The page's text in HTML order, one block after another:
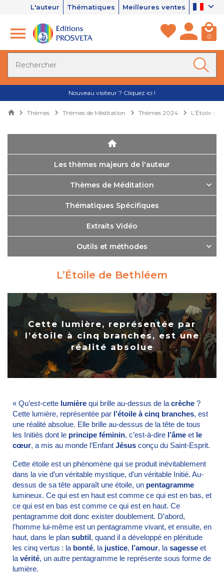
L'auteur Thématiques Meilleures ventes
0
Nouveau visiteur ? Cliquez ici !
Thèmes Thèmes de Méditation Thèmes 2024 L’Étoile de
Les thèmes majeurs de l'auteur
Thèmes de Méditation
Thématiques Spécifiques
Extraits Vidéo
Outils et méthodes
L’Étoile de Bethléem
Cette lumière, représentée par
l’étoile à cinq branches, est une
réalité absolue
« Qu’est-cette lumière qui brille au-dessus de la crèche ?
Cette lumière, représentée par l’étoile à cinq branches, est
une réalité absolue. Elle brille au-dessus de la tête de tous
les Initiés dont le principe féminin, c’est-à-dire l’âme et le
cœur, a mis au monde l’Enfant Jésus conçu du Saint-Esprit.
Cette étoile est un phénomène qui se produit inévitablement
dans la vie d’un véritable mystique, d’un véritable Initié. Au-
dessus de sa tête apparaît une étoile, un pentagramme
lumineux. Ce qui est en haut est comme ce qui est en bas, et
ce qui est en bas est comme ce qui est en haut. Ce
pentagramme doit donc exister doublement. D’abord,
l’homme lui-même est un pentagramme vivant, et ensuite, en
haut, dans le plan subtil, quand il a développé en plénitude
les cinq vertus : la bonté, la justice, l’amour, la sagesse et
la vérité, un autre pentagramme le représente sous forme de
lumière.